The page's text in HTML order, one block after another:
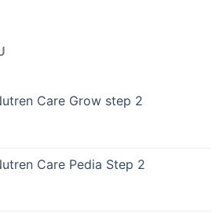
Care Grow step 2
Care Pedia Step 2